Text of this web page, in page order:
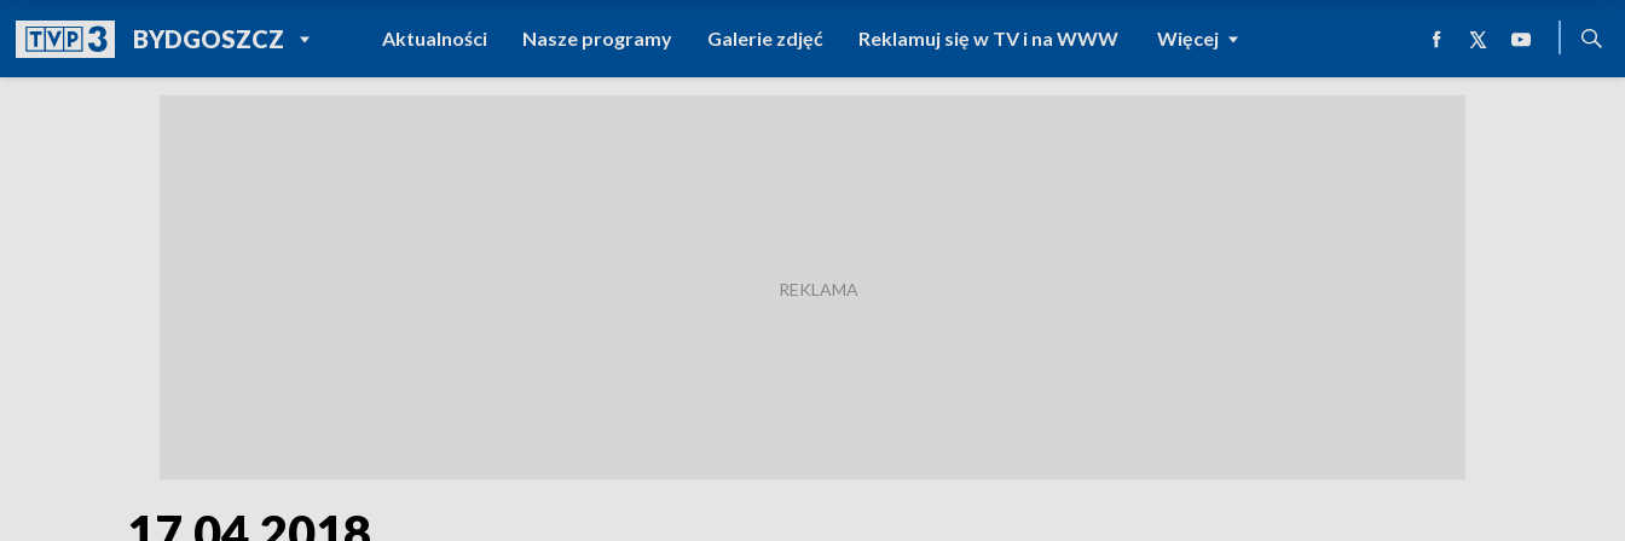
BYDGOSZCZPOWRÓT DO
TVP REGIONY
Aktualności Nasze programy Galerie zdjęć Reklamuj się w TV i na WWW Więcej